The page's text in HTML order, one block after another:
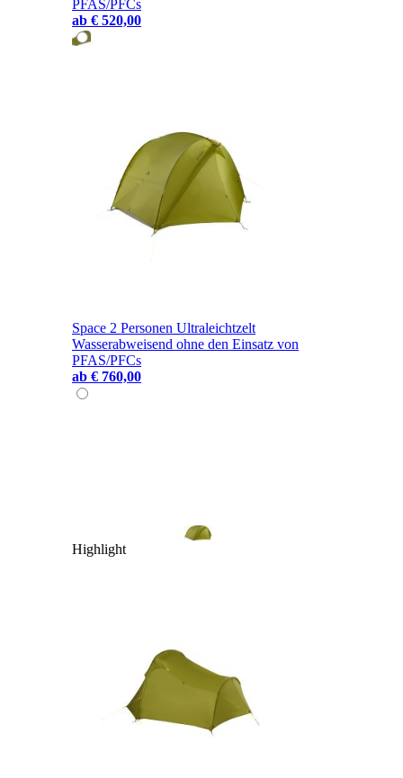
PFAS/PFCs
ab € 520,00
Space 2 Personen Ultraleichtzelt
Wasserabweisend ohne den Einsatz von
PFAS/PFCs
ab € 760,00
Highlight